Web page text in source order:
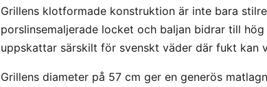
Grillens klotformade konstruktion är inte bara
porslinsemaljerade locket och baljan bidrar till
uppskattar särskilt för svenskt väder där fukt kan
Grillens diameter på 57 cm ger en generös